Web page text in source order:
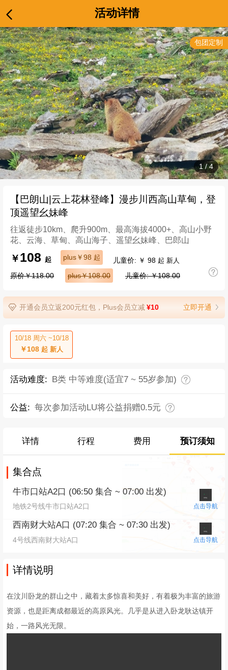
活动详情
1/4
【巴朗山|云上花林登峰】漫步川西高山草甸，登
顶遥望幺妹峰
往返徒步10km、爬升900m、最高海拔4000+、高山小野
花、云海、草甸、高山海子、遥望幺妹峰、巴郎山
￥108起 plus￥98 起 儿童价: ￥ 98 起 新人
原价￥118.00 plus￥108.00 儿童价: ￥108.00
开通会员立返200元红包，Plus会员立减¥10 立即开通
10/18 周六 ~10/18
￥108起 新人
包团定制
活动难度: B类 中等难度(适宜7 ~ 55岁参加)
公益: 每次参加活动LU将公益捐赠0.5元
详情 行程 费用 预订须知
集合点
牛市口站A2口 (06:50 集合 ~ 07:00 出发)
地铁2号线牛市口站A2口 点击导航
西南财大站A口 (07:20 集合 ~ 07:30 出发)
4号线西南财大站A口 点击导航
详情说明
在汶川卧龙的群山之中，藏着太多惊喜和美好，有着极为丰富的旅游
资源，也是距离成都最近的高原风光。几乎是从进入卧龙耿达镇开
始，一路风光无限。